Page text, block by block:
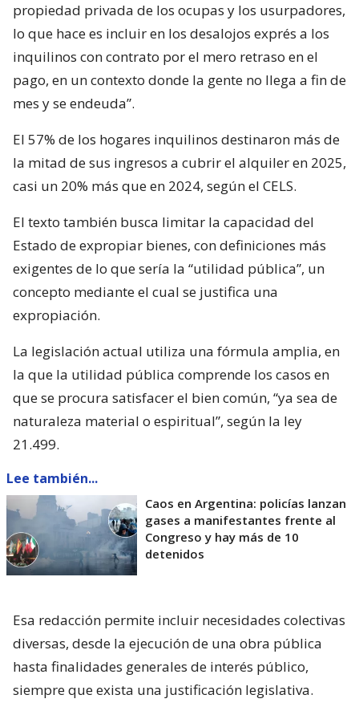
propiedad privada de los ocupas y los usurpadores,
lo que hace es incluir en los desalojos exprés a los
inquilinos con contrato por el mero retraso en el
pago, en un contexto donde la gente no llega a fin de
mes y se endeuda”.
El 57% de los hogares inquilinos destinaron más de
la mitad de sus ingresos a cubrir el alquiler en 2025,
casi un 20% más que en 2024, según el CELS.
El texto también busca limitar la capacidad del
Estado de expropiar bienes, con definiciones más
exigentes de lo que sería la “utilidad pública”, un
concepto mediante el cual se justifica una
expropiación.
La legislación actual utiliza una fórmula amplia, en
la que la utilidad pública comprende los casos en
que se procura satisfacer el bien común, “ya sea de
naturaleza material o espiritual”, según la ley
21.499.
Lee también...
Caos en Argentina: policías lanzan
gases a manifestantes frente al
Congreso y hay más de 10
detenidos
Esa redacción permite incluir necesidades colectivas
diversas, desde la ejecución de una obra pública
hasta finalidades generales de interés público,
siempre que exista una justificación legislativa.